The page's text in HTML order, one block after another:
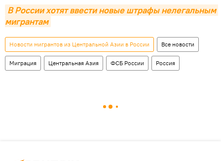
В России хотят ввести новые штрафы нелегальным
мигрантам
Новости мигрантов из Центральной Азии в России Все новости
Миграция Центральная Азия ФСБ России Россия